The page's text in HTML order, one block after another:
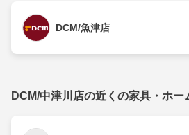
DCM/魚津店
DCM/中津川店の近くの家具・ホー